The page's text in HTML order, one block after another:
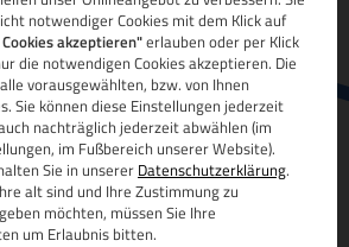
notwendiger Cookies mit dem Klick auf
akzeptieren"erlauben oder per Klick
die notwendigen Cookies akzeptieren. Die
vorausgewählten, bzw. von Ihnen
Sie können diese Einstellungen jederzeit
nachträglich jederzeit abwählen (im
im Fußbereich unserer Website).
Sie in unserer Datenschutzerklärung.
alt sind und Ihre Zustimmung zu
möchten, müssen Sie Ihre
um Erlaubnis bitten.